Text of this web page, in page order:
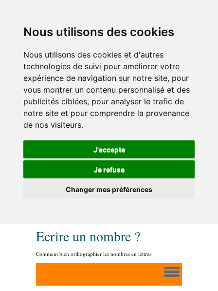
Nous utilisons des cookies
Nous utilisons des cookies et d'autres
technologies de suivi pour améliorer votre
expérience de navigation sur notre site, pour
vous montrer un contenu personnalisé et des
publicités ciblées, pour analyser le trafic de
notre site et pour comprendre la provenance
de nos visiteurs.
J'accepte
Je refuse
Changer mes préférences
Ecrire un nombre ?
Comment bien orthographier les nombres en lettres